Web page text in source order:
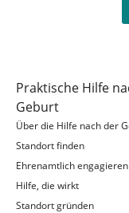
Praktische Hilfe
Geburt
Über die Hilfe nach der
Standort finden
Ehrenamtlich engagieren
Hilfe, die wirkt
Standort gründen